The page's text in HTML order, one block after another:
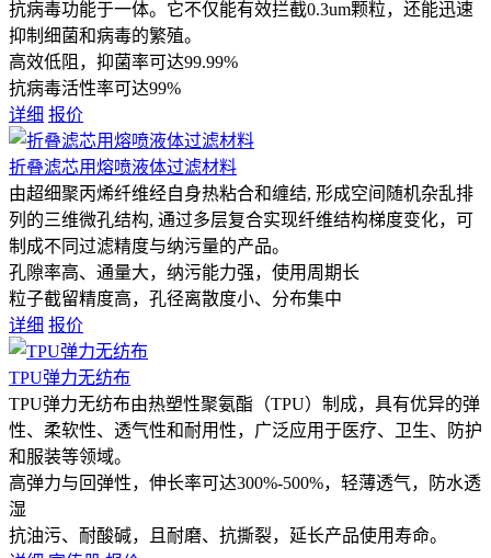
抗病毒功能于一体。它不仅能有效拦截0.3um颗粒，还能迅速
抑制细菌和病毒的繁殖。
高效低阻，抑菌率可达99.99%
抗病毒活性率可达99%
详细 报价
折叠滤芯用熔喷液体过滤材料
由超细聚丙烯纤维经自身热粘合和缠结, 形成空间随机杂乱排
列的三维微孔结构, 通过多层复合实现纤维结构梯度变化，可
制成不同过滤精度与纳污量的产品。
孔隙率高、通量大，纳污能力强，使用周期长
粒子截留精度高，孔径离散度小、分布集中
详细 报价
TPU弹力无纺布
TPU弹力无纺布由热塑性聚氨酯（TPU）制成，具有优异的弹
性、柔软性、透气性和耐用性，广泛应用于医疗、卫生、防护
和服装等领域。
高弹力与回弹性，伸长率可达300%-500%，轻薄透气，防水透
湿
抗油污、耐酸碱，且耐磨、抗撕裂，延长产品使用寿命。